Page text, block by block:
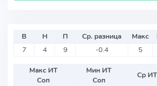
В Н П Ср. разница Макс
7
4 9 -0.4 5
Макс ИТ
Соп
Мин ИТ
Соп
Ср ИТ